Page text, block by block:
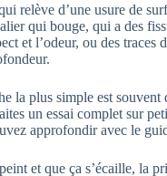
relève d’une usure de
qui bouge, qui a des
et l’odeur, ou des
la plus simple est
un essai complet sur
approfondir avec le
et que ça s’écaille, la